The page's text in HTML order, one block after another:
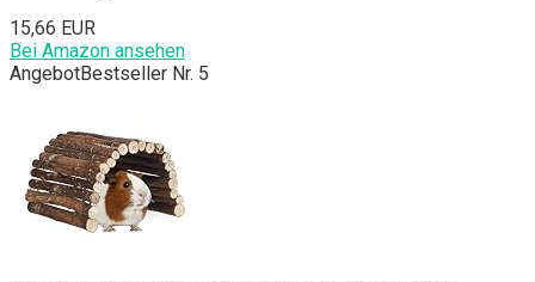
15,66 EUR
Bei Amazon ansehen
AngebotBestseller Nr. 5